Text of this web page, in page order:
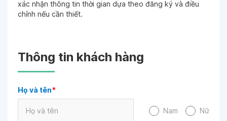
xác nhận thông tin thời gian dựa theo đăng ký và điều
chỉnh nếu cần thiết.
Thông tin khách hàng
Họ và tên*
Nam Nữ